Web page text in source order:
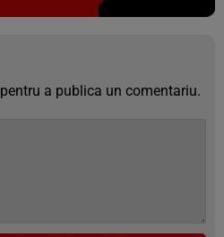
pentru a publica un comentariu.